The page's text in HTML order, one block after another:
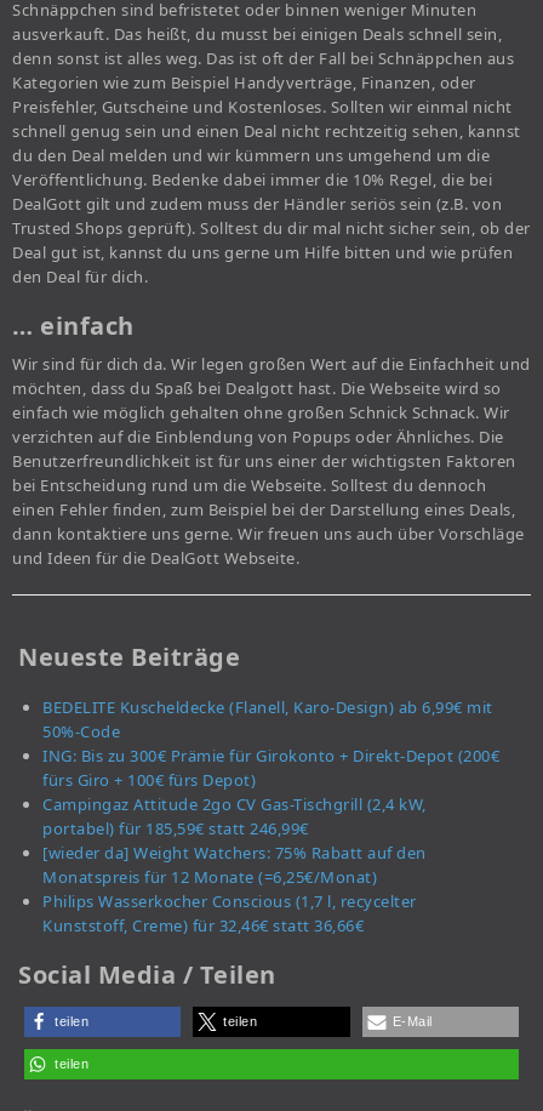
Schnäppchen sind befristetet oder binnen weniger Minuten
ausverkauft. Das heißt, du musst bei einigen Deals schnell sein,
denn sonst ist alles weg. Das ist oft der Fall bei Schnäppchen aus
Kategorien wie zum Beispiel Handyverträge, Finanzen, oder
Preisfehler, Gutscheine und Kostenloses. Sollten wir einmal nicht
schnell genug sein und einen Deal nicht rechtzeitig sehen, kannst
du den Deal melden und wir kümmern uns umgehend um die
Veröffentlichung. Bedenke dabei immer die 10% Regel, die bei
DealGott gilt und zudem muss der Händler seriös sein (z.B. von
Trusted Shops geprüft). Solltest du dir mal nicht sicher sein, ob der
Deal gut ist, kannst du uns gerne um Hilfe bitten und wie prüfen
den Deal für dich.
… einfach
Wir sind für dich da. Wir legen großen Wert auf die Einfachheit und
möchten, dass du Spaß bei Dealgott hast. Die Webseite wird so
einfach wie möglich gehalten ohne großen Schnick Schnack. Wir
verzichten auf die Einblendung von Popups oder Ähnliches. Die
Benutzerfreundlichkeit ist für uns einer der wichtigsten Faktoren
bei Entscheidung rund um die Webseite. Solltest du dennoch
einen Fehler finden, zum Beispiel bei der Darstellung eines Deals,
dann kontaktiere uns gerne. Wir freuen uns auch über Vorschläge
und Ideen für die DealGott Webseite.
Neueste Beiträge
BEDELITE Kuscheldecke (Flanell, Karo-Design) ab 6,99€ mit
50%-Code
ING: Bis zu 300€ Prämie für Girokonto + Direkt-Depot (200€
fürs Giro + 100€ fürs Depot)
Campingaz Attitude 2go CV Gas-Tischgrill (2,4 kW,
portabel) für 185,59€ statt 246,99€
[wieder da] Weight Watchers: 75% Rabatt auf den
Monatspreis für 12 Monate (=6,25€/Monat)
Philips Wasserkocher Conscious (1,7 l, recycelter
Kunststoff, Creme) für 32,46€ statt 36,66€
Social Media / Teilen
teilen teilen E-Mail
teilen